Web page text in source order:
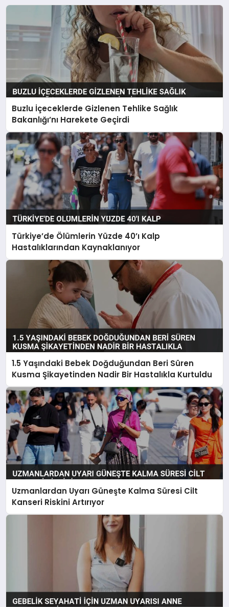
Buzlu İçeceklerde Gizlenen Tehlike Sağlık
Bakanlığı’nı Harekete Geçirdi
Türkiye’de Ölümlerin Yüzde 40’ı Kalp
Hastalıklarından Kaynaklanıyor
1.5 Yaşındaki Bebek Doğduğundan Beri Süren
Kusma Şikayetinden Nadir Bir Hastalıkla Kurtuldu
Uzmanlardan Uyarı Güneşte Kalma Süresi Cilt
Kanseri Riskini Artırıyor